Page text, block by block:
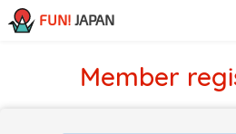
FUN! JAPAN
Member